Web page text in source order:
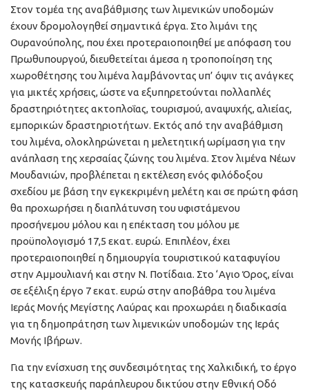
Στον τομέα της αναβάθμισης των λιμενικών υποδομών
έχουν δρομολογηθεί σημαντικά έργα. Στο λιμάνι της
Ουρανούπολης, που έχει προτεραιοποιηθεί με απόφαση του
Πρωθυπουργού, διευθετείται άμεσα η τροποποίηση της
χωροθέτησης του λιμένα λαμβάνοντας υπ’ όψιν τις ανάγκες
για μικτές χρήσεις, ώστε να εξυπηρετούνται πολλαπλές
δραστηριότητες ακτοπλοΐας, τουρισμού, αναψυχής, αλιείας,
εμπορικών δραστηριοτήτων. Εκτός από την αναβάθμιση
του λιμένα, ολοκληρώνεται η μελετητική ωρίμαση για την
ανάπλαση της χερσαίας ζώνης του λιμένα. Στον λιμένα Νέων
Μουδανιών, προβλέπεται η εκτέλεση ενός φιλόδοξου
σχεδίου με βάση την εγκεκριμένη μελέτη και σε πρώτη φάση
θα προχωρήσει η διαπλάτυνση του υφιστάμενου
προσήνεμου μόλου και η επέκταση του μόλου με
προϋπολογισμό 17,5 εκατ. ευρώ. Επιπλέον, έχει
προτεραιοποιηθεί η δημιουργία τουριστικού καταφυγίου
στην Αμμουλιανή και στην Ν. Ποτίδαια. Στο ‘Αγιο Όρος, είναι
σε εξέλιξη έργο 7 εκατ. ευρώ στην αποβάθρα του λιμένα
Ιεράς Μονής Μεγίστης Λαύρας και προχωράει η διαδικασία
για τη δημοπράτηση των λιμενικών υποδομών της Ιεράς
Μονής Ιβήρων.
Για την ενίσχυση της συνδεσιμότητας της Χαλκιδική, το έργο
της κατασκευής παράπλευρου δικτύου στην Εθνική Οδό